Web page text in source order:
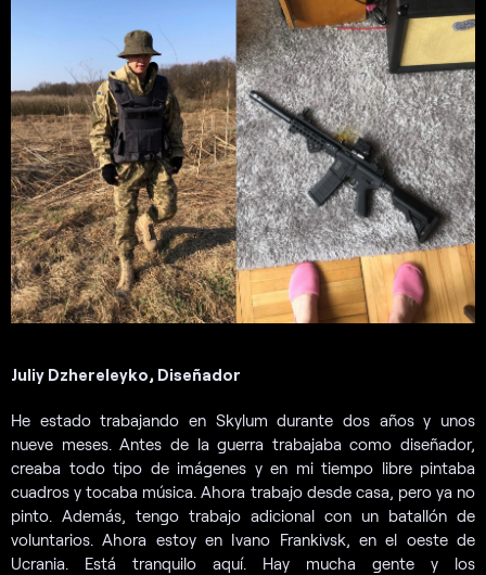
Juliy Dzhereleyko, Diseñador
He estado trabajando en Skylum durante dos años y unos
nueve meses. Antes de la guerra trabajaba como diseñador,
creaba todo tipo de imágenes y en mi tiempo libre pintaba
cuadros y tocaba música. Ahora trabajo desde casa, pero ya no
pinto. Además, tengo trabajo adicional con un batallón de
voluntarios. Ahora estoy en Ivano Frankivsk, en el oeste de
Ucrania. Está tranquilo aquí. Hay mucha gente y los